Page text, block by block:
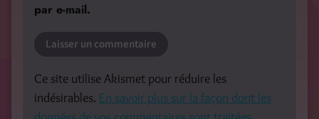
par e-mail.
Ce site utilise Akismet pour réduire les
indésirables. En savoir plus sur la façon dont les